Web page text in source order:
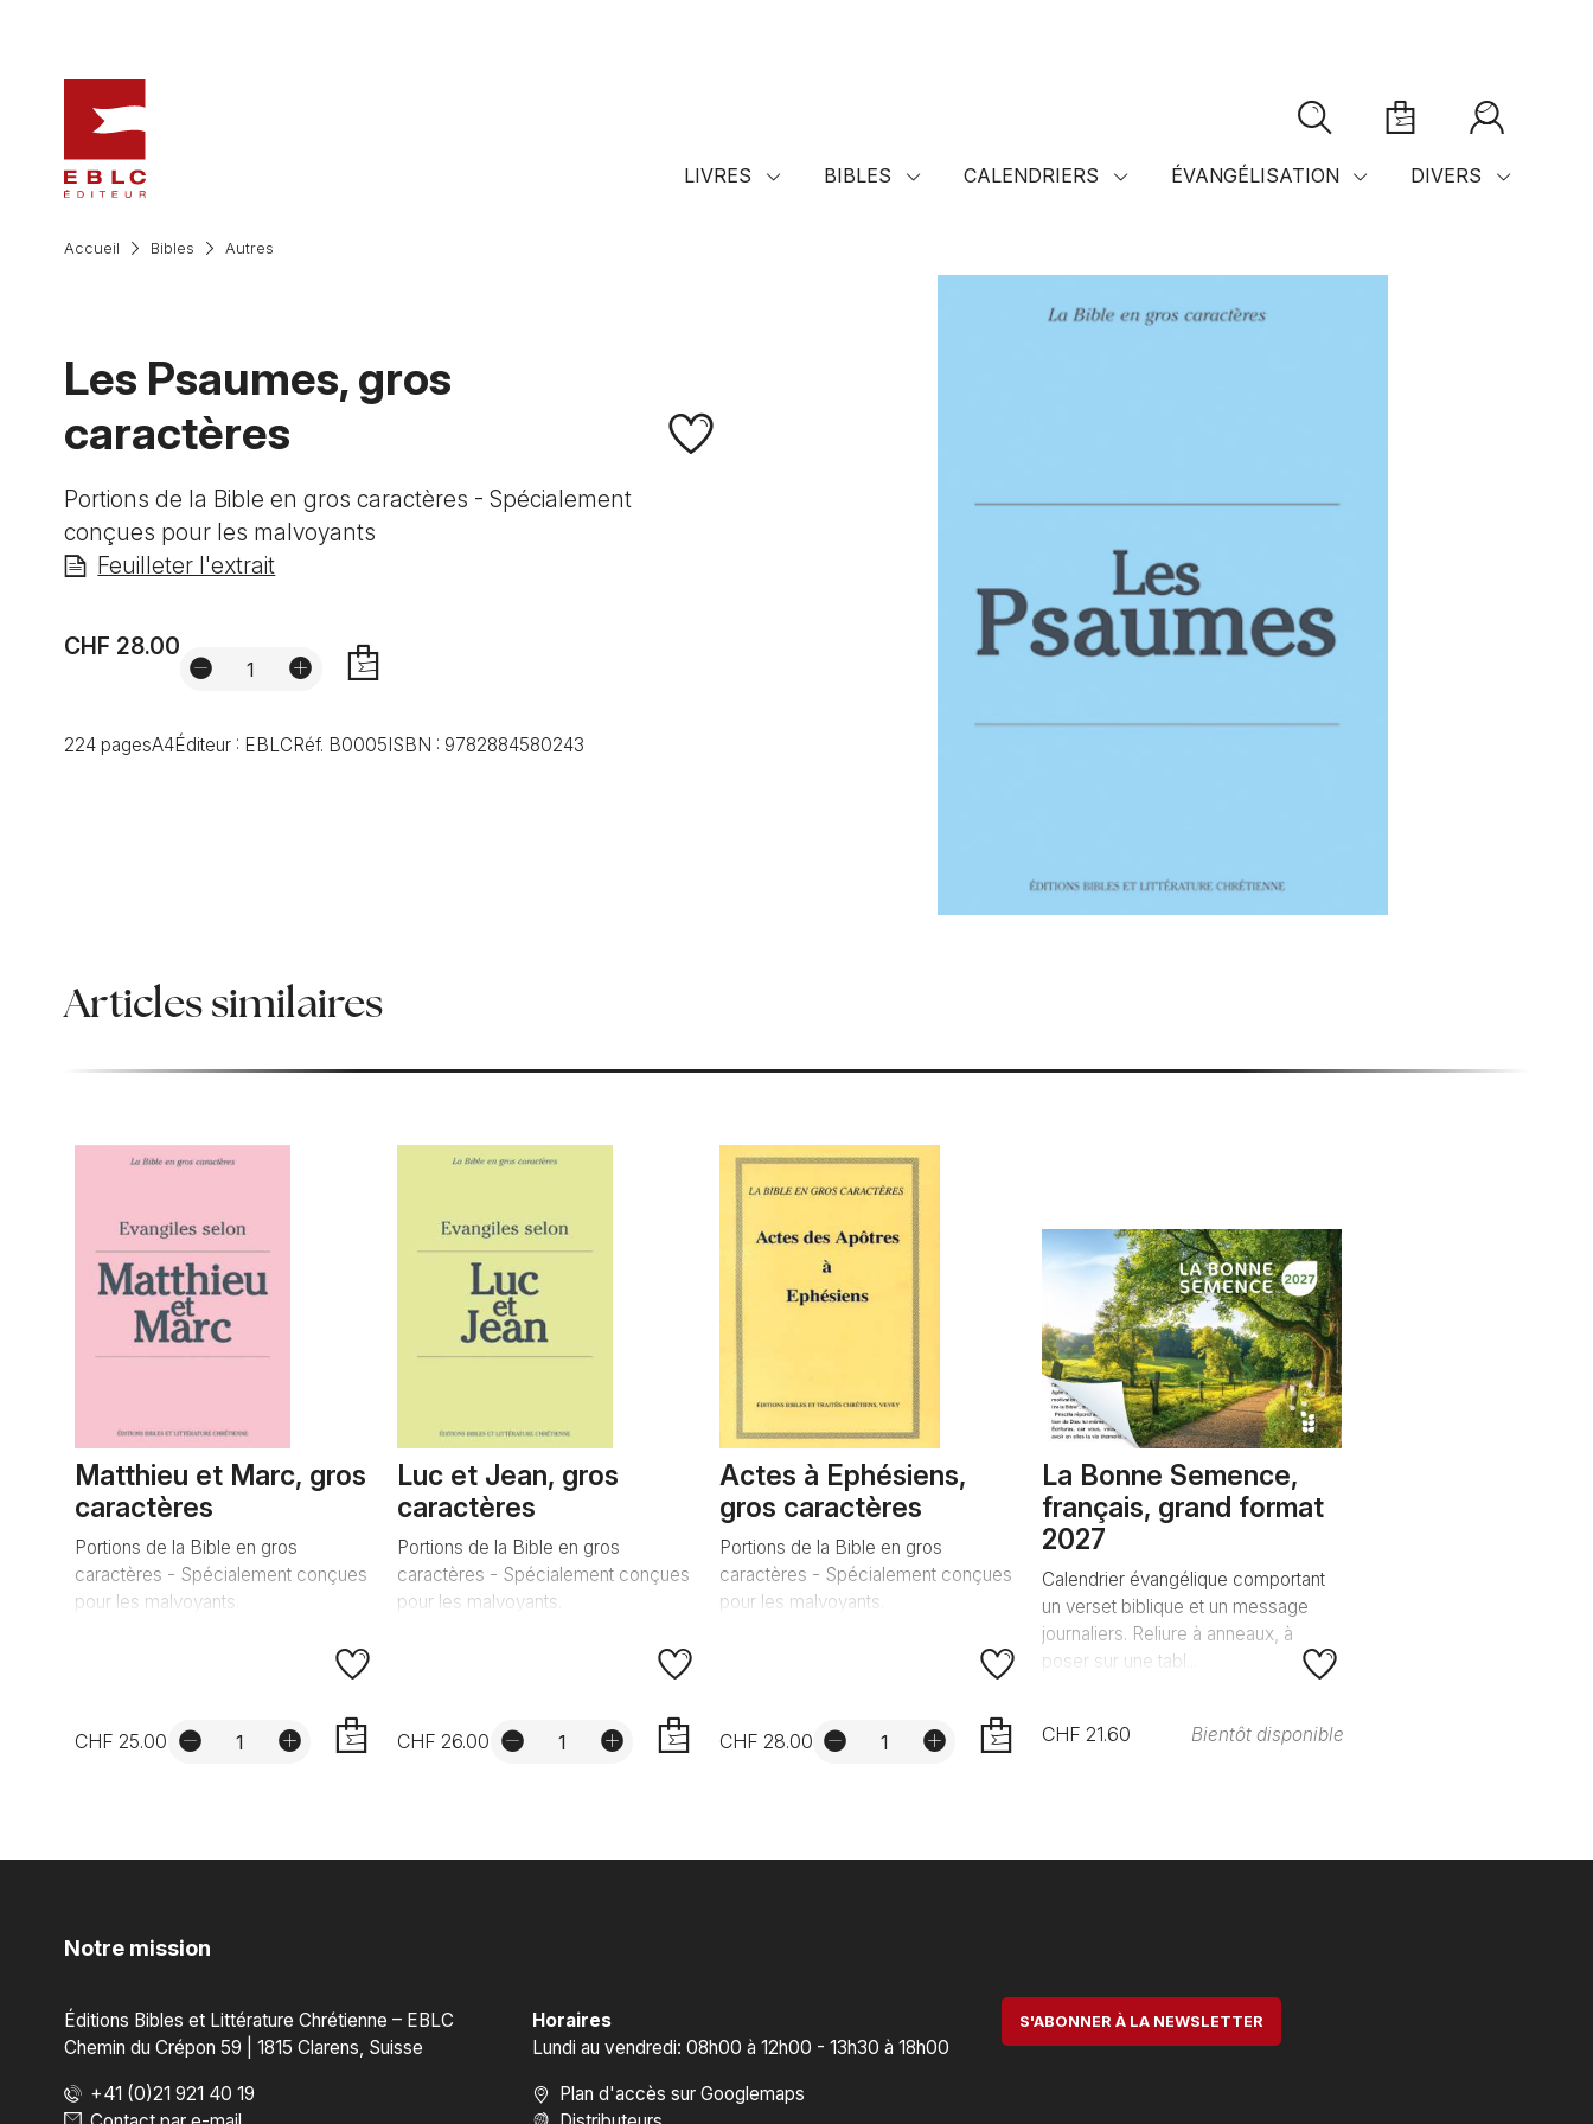
LIVRES BIBLES CALENDRIERS ÉVANGÉLISATION DIVERS
Accueil Bibles Autres
Les Psaumes, gros
caractères
Portions de la Bible en gros caractères - Spécialement
conçues pour les malvoyants
Feuilleter l'extrait
CHF 28.00
224 pagesA4Éditeur : EBLC Réf. B0005 ISBN : 9782884580243
Articles similaires
Matthieu et Marc, gros
caractères
Portions de la Bible en gros
caractères - Spécialement conçues
pour les malvoyants.
CHF 25.00
Luc et Jean, gros
caractères
Portions de la Bible en gros
caractères - Spécialement conçues
pour les malvoyants.
CHF 26.00
Actes à Ephésiens,
gros caractères
Portions de la Bible en gros
caractères - Spécialement conçues
pour les malvoyants.
CHF 28.00
La Bonne Semence,
français, grand format
2027
Calendrier évangélique comportant
un verset biblique et un message
journaliers. Reliure à anneaux, à
poser sur une tabl...
CHF 21.60 Bientôt disponible
Notre mission
Éditions Bibles et Littérature Chrétienne – EBLC
Chemin du Crépon 59 | 1815 Clarens, Suisse
+41 (0)21 921 40 19
Horaires
Lundi au vendredi: 08h00 à 12h00 - 13h30 à 18h00
Plan d'accès sur Googlemaps
S'ABONNER À LA NEWSLETTER